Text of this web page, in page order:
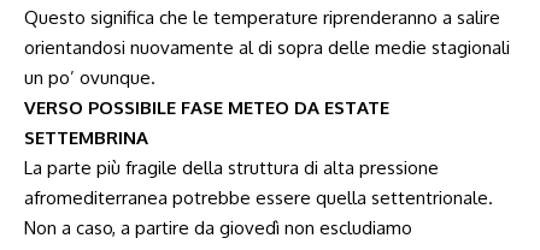
Questo significa che le temperature riprenderanno a salire
orientandosi nuovamente al di sopra delle medie stagionali
un po’ ovunque.
VERSO POSSIBILE FASE METEO DA ESTATE
SETTEMBRINA
La parte più fragile della struttura di alta pressione
afromediterranea potrebbe essere quella settentrionale.
Non a caso, a partire da giovedì non escludiamo